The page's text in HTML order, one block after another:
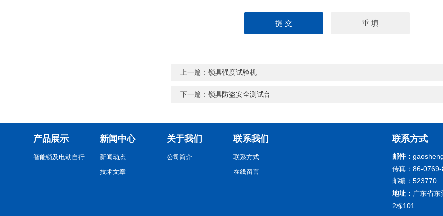
上一篇：锁具强度试验机
下一篇：锁具防盗安全测试台
产品展示
智能锁及电动自行车检测
新闻中心
新闻动态
技术文章
关于我们
公司简介
联系我们
联系方式
在线留言
联系方式
邮件：
传真：86-
邮编：523770
地址： 广东省
2栋101